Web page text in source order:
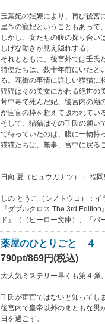
玉葉妃の妊娠により、再び後宮
皇帝の寵妃ということもあって
しかし、女たちの腹の探り合い
しげな動きが見え隠れする。
それとともに、後宮外では壬氏
特使たちは、数十年前にいたと
る。花街の事情に詳しい猫猫に
猫猫はその美女にかわる絶世の
茸中毒で死んだ妃、後宮内の廟
が宦官の枠を超えて扱われてい
そして、猫猫はその壬氏の願い
で待っていたのは、腹に一物持
猫猫たちは、無事、宮中に戻る
日向 夏（ヒュウガナツ）： 福
しの とうこ（シノトウコ）：イ
『ダブルクロス The 3rd
ド』（（ヒーロー文庫）、『バ
薬屋のひとりごと ４
790pt/869円(税込)
大人気ミステリー早くも第４弾
壬氏が宦官ではないと知ってし
後宮内で皇帝以外のまともな男
日を過ごす。